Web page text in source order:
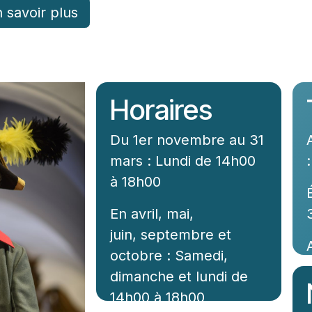
savoir plus
Horaires
Du 1er novembre au 31
mars : Lundi de 14h00
à 18h00
En avril, mai,
juin, septembre et
octobre : Samedi,
dimanche et lundi de
14h00 à 18h00